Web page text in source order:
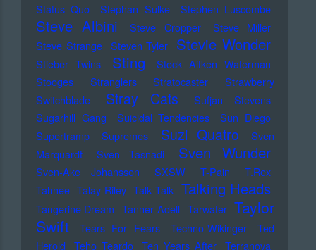
Status Quo
Stephan Sulke Stephen Luscombe
Steve Albini Steve Cropper
Steve Miller
Steve Strange Steven Tyler Stevie Wonder
Stieber Twins Sting
Stock Aitken Waterman
Stooges
Stranglers Stratocaster
Strawberry
Switchblade
Stray Cats
Sufjan Stevens
Sugarhill Gang
Suicidal Tendencies
Sun Diego
Supertramp
Supremes Suzi Quatro
Sven
Marquardt
Sven Tasnadi Sven Wunder
Sven-Ake Johansson SXSW T-Pain
T.Rex
Tahnee Talay Riley Talk Talk Talking Heads
Tangerine Dream Tanner Adell Tarwater Taylor
Swift
Tears For Fears Techno-Wikinger
Ted
Herold
Teho Teardo Ten Years After Terranova